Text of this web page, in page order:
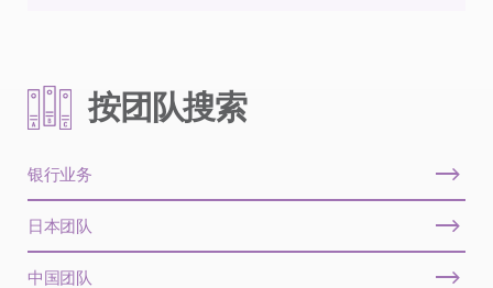
按团队搜索
银行业务
日本团队
中国团队